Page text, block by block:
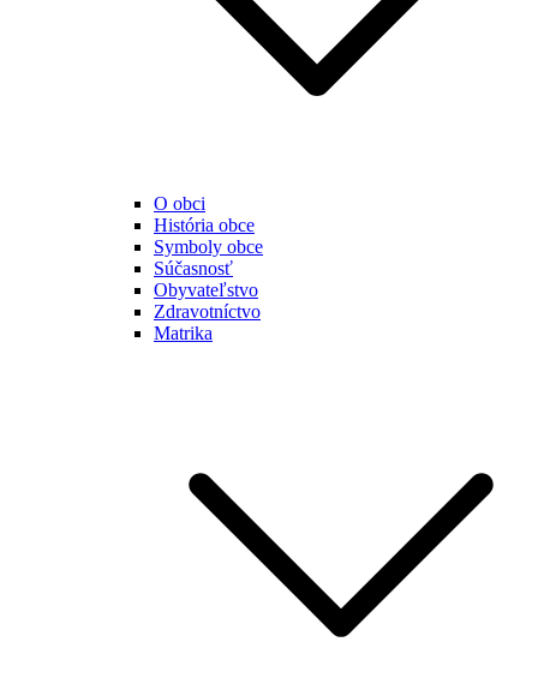
O obci
História obce
Symboly obce
Súčasnosť
Obyvateľstvo
Zdravotníctvo
Matrika